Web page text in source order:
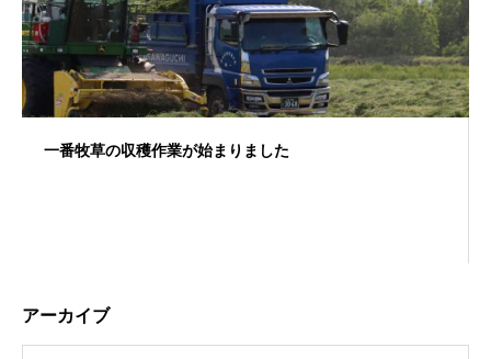
一番牧草の収穫作業が始まりました
アーカイブ